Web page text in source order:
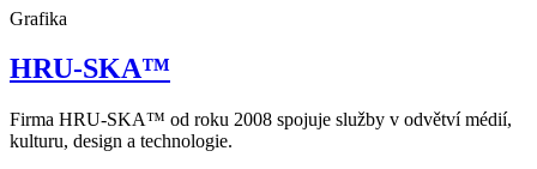
Grafika
HRU-SKA™
Firma HRU-SKA™ od roku 2008 spojuje služby v odvětví médií,
kulturu, design a technologie.